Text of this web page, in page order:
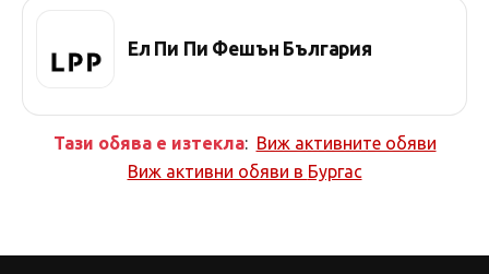
Ел Пи Пи Фешън България
Тази обява е изтекла: Виж активните обяви
Виж активни обяви в Бургас